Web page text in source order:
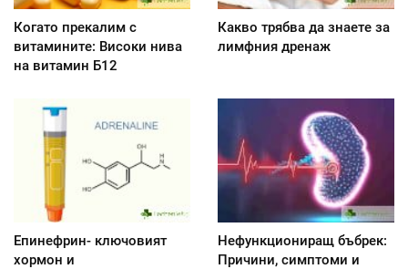
Когато прекалим с
витамините: Високи нива
на витамин Б12
Какво трябва да знаете за
лимфния дренаж
Епинефрин- ключовият
хормон и
Нефункциониращ бъбрек:
Причини, симптоми и